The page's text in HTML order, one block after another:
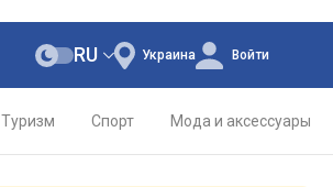
Украина
RU Войти
Туризм Спорт Мода и аксессуары